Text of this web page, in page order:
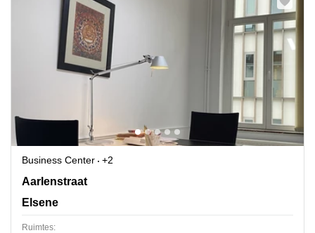
Business Center
+2
Rue d'Arlon 25, Elsene
Aarlenstraat
Elsene
Ruimtes: